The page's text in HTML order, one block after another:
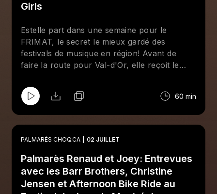
Girls
Estelle part dans une semaine pour le
FRIMAT, le secret le mieux gardé des
festivals de musique en région! Avant de
faire la route pour Val-d'Or, elle reçoit le
Charest pour parler des défis de bien choisir
ses artistes pour un festival en région si
des années passées et pour mettre la table
sur cette 21e édition. Ensemble, iels parlent
groupe signé chez Stomp Records, là où ce
même JP travaille comme bookeur.
60 min
PALMARÈS CHOQ.CA 02 JUILLET
Palmarès Renaud et Joey: Entrevues
avec les Barr Brothers, Christine
Jensen et Afternoon Bike Ride au